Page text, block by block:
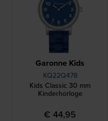
Garonne Kids
KQ22Q478
Kids Classic 30 mm
Kinderhorloge
€ 44,95